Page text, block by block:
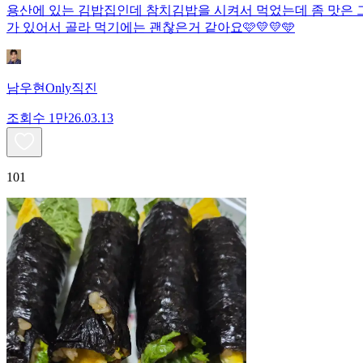
용산에 있는 김밥집인데 참치김밥을 시켜서 먹었는데 좀 맛
가 있어서 골라 먹기에는 괜찮은거 같아요🩷💛💛🩵
남우현Only직진
조회수 1만26.03.13
101